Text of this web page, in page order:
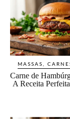
MASSAS,
Carne de
A Receita